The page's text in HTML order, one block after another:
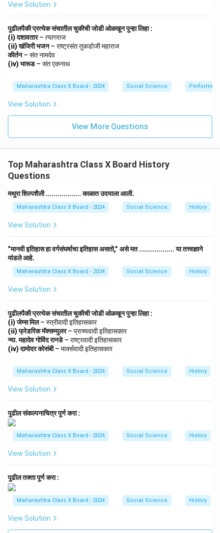
View Solution
पुढीलपैकी प्रत्येक संचातील चुकीची जोडी ओळखून पुन्हा लिहा :
(i) दशावतार– त्यागराज
(ii) खंजिरी भजन– राष्ट्रसंत तुकडोजी महाराज
कीर्तन– संत नामदेव
(iv) भारूड– संत एकनाथ
Maharashtra Class X Board - 2024 Social Science Performing
View Solution
View More Questions
Top Maharashtra Class X Board History
Questions
मथुरा शिल्पशैली .................. काळात उदयाला आली.
Maharashtra Class X Board - 2024 Social Science History
View Solution
"मानवी इतिहास हा वर्गसंघर्षाचा इतिहास असतो," असे मत .................. या तत्त्वज्ञाने
मांडले आहे.
Maharashtra Class X Board - 2024 Social Science History
View Solution
पुढीलपैकी प्रत्येक संचातील चुकीची जोडी ओळखून पुन्हा लिहा :
(i) जेम्स मिल– स्त्रीवादी इतिहासकार
(ii) फ्रेडरिक मॅक्सम्युलर– प्राच्यवादी इतिहासकार
न्या. महादेव गोविंद रानडे– राष्ट्रवादी इतिहासकार
(iv) दामोदर कोसंबी– मार्क्सवादी इतिहासकार
Maharashtra Class X Board - 2024 Social Science History
View Solution
पुढील संकल्पनाचित्र पूर्ण करा :
Maharashtra Class X Board - 2024 Social Science History
View Solution
पुढील तक्ता पूर्ण करा :
Maharashtra Class X Board - 2024 Social Science History
View Solution